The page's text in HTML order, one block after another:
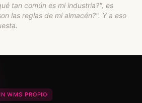
tan común es mi industria?", es
las reglas de mi almacén?". Y a eso
WMS PROPIO